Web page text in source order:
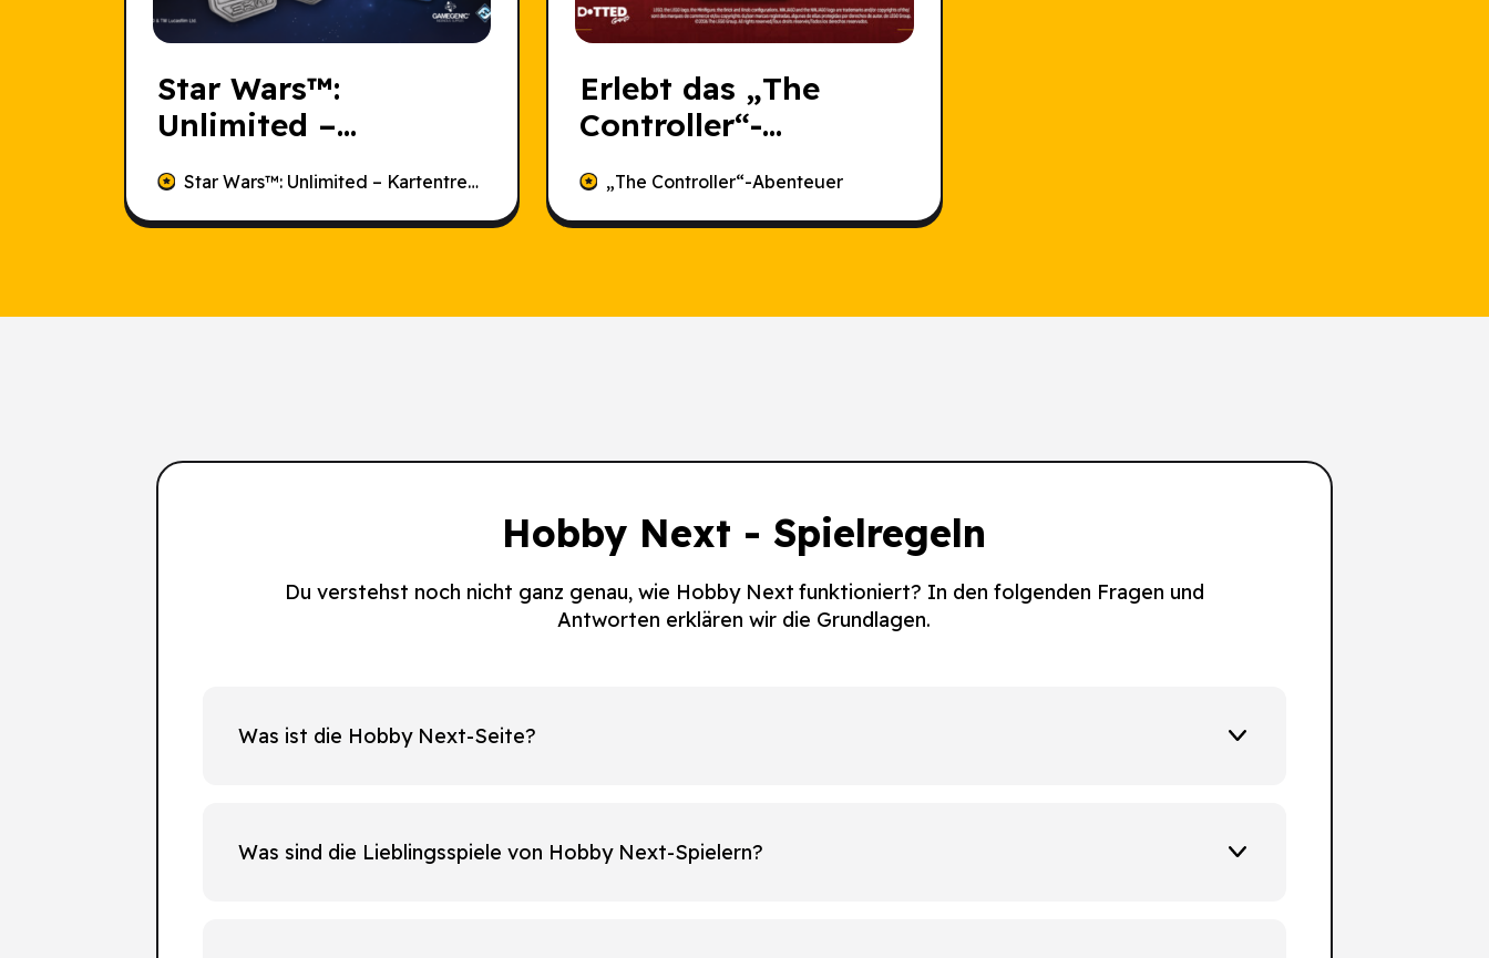
Star Wars™:
Unlimited –
Handmarker
Star Wars™: Unlimited – Kartentrenner und Handmarker – Asche des Imperiums
Erlebt das „The
Controller“-
jemand anderes tut
„The Controller“-Abenteuer
Hobby Next - Spielregeln
Du verstehst noch nicht ganz genau, wie Hobby Next funktioniert? In den folgenden Fragen und
Antworten erklären wir die Grundlagen.
Was ist die Hobby Next-Seite?
Was sind die Lieblingsspiele von Hobby Next-Spielern?